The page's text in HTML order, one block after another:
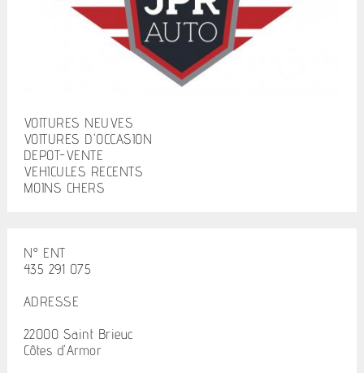
VOITURES NEUVES
VOITURES D'OCCASION
DEPOT-VENTE
VEHICULES RECENTS
MOINS CHERS
N° ENT
435 291 075
ADRESSE
22000 Saint Brieuc
Côtes d'Armor